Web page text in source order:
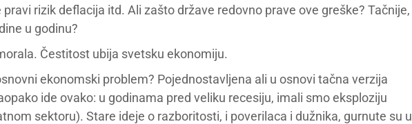
rizik deflacija itd. Ali zašto države redovno prave ove greške? Tačnije,
u godinu?
Čestitost ubija svetsku ekonomiju.
ekonomski problem? Pojednostavljena ali u osnovi tačna verzija
ide ovako: u godinama pred veliku recesiju, imali smo eksploziju
sektoru). Stare ideje o razboritosti, i poverilaca i dužnika, gurnute su u